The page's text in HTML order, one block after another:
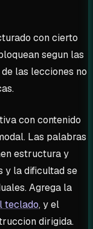
con cierto
segun las
las lecciones no
con contenido
Las palabras
estructura y
y la dificultad se
Agrega la
teclado, y el
dirigida.